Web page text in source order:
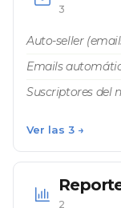
3
Auto-seller
Emails
Suscriptores del
Ver las 3 →
2